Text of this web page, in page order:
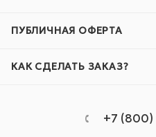
ПУБЛИЧНАЯ ОФЕРТА
КАК СДЕЛАТЬ ЗАКАЗ?
+7 (800)